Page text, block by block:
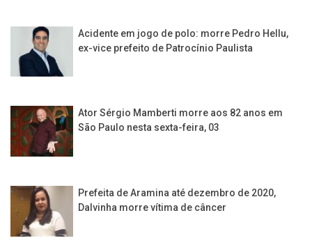
Acidente em jogo de polo: morre Pedro Hellu,
ex-vice prefeito de Patrocínio Paulista
Ator Sérgio Mamberti morre aos 82 anos em
São Paulo nesta sexta-feira, 03
Prefeita de Aramina até dezembro de 2020,
Dalvinha morre vítima de câncer